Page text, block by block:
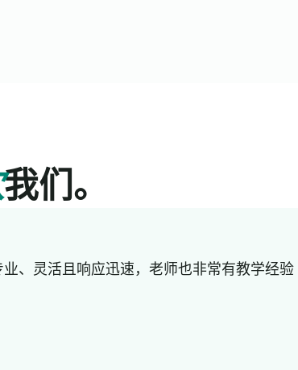
我们。
、灵活且响应迅速，老师也非常有教学经验